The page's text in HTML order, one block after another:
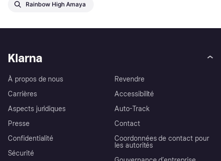
Rainbow High Amaya
Klarna
À propos de nous
Carrières
Aspects juridiques
Presse
Confidentialité
Sécurité
Revendre
Accessibilité
Auto-Track
Contact
Coordonnées de contact pour
les autorités